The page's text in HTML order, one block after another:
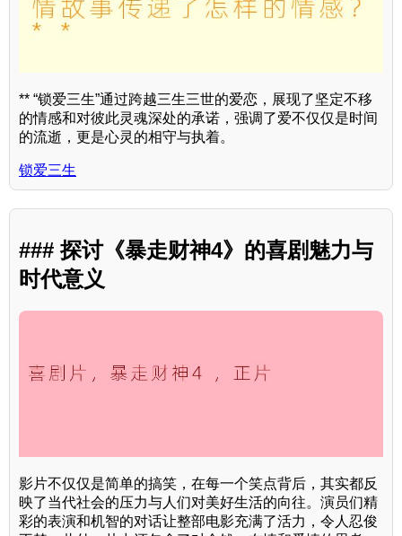
** “锁爱三生”通过跨越三生三世的爱恋，展现了坚定不移
的情感和对彼此灵魂深处的承诺，强调了爱不仅仅是时间
的流逝，更是心灵的相守与执着。
锁爱三生
### 探讨《暴走财神4》的喜剧魅力与
时代意义
影片不仅仅是简单的搞笑，在每一个笑点背后，其实都反
映了当代社会的压力与人们对美好生活的向往。演员们精
彩的表演和机智的对话让整部电影充满了活力，令人忍俊